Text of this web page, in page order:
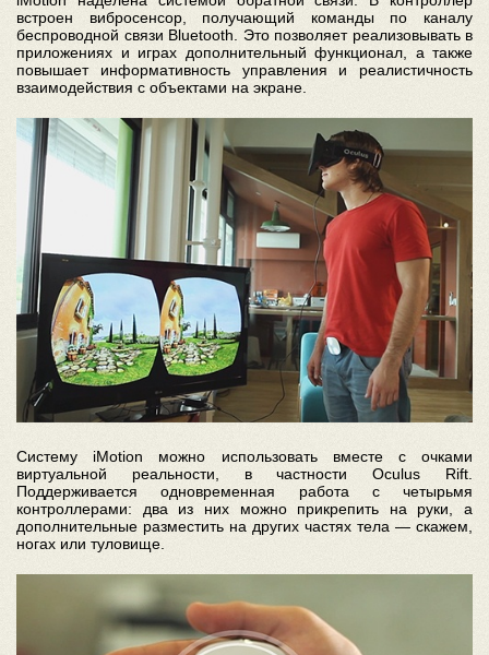
встроен вибросенсор, получающий команды по каналу
беспроводной связи Bluetooth. Это позволяет реализовывать в
приложениях и играх дополнительный функционал, а также
повышает информативность управления и реалистичность
взаимодействия с объектами на экране.
Систему iMotion можно использовать вместе с очками
виртуальной реальности, в частности Oculus Rift.
Поддерживается одновременная работа с четырьмя
контроллерами: два из них можно прикрепить на руки, а
дополнительные разместить на других частях тела — скажем,
ногах или туловище.